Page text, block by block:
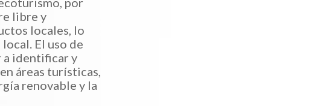
libre y
locales, lo
El uso de
a identificar y
áreas turísticas,
renovable y la